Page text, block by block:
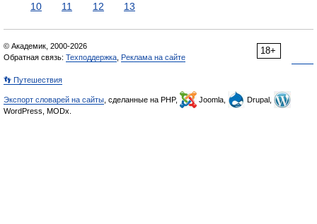
10
11 12 13
18+
© Академик, 2000-2026
Обратная связь: Техподдержка Реклама на сайте
👣 Путешествия
Экспорт словарей на сайты , сделанные на PHP, Joomla,
Drupal,
WordPress, MODx.